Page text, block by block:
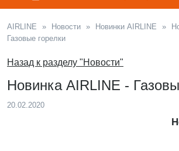
AIRLINE » Новости » Новинки AIRLINE »
Газовые горелки
Назад к разделу "Новости"
Новинка AIRLINE -
20.02.2020